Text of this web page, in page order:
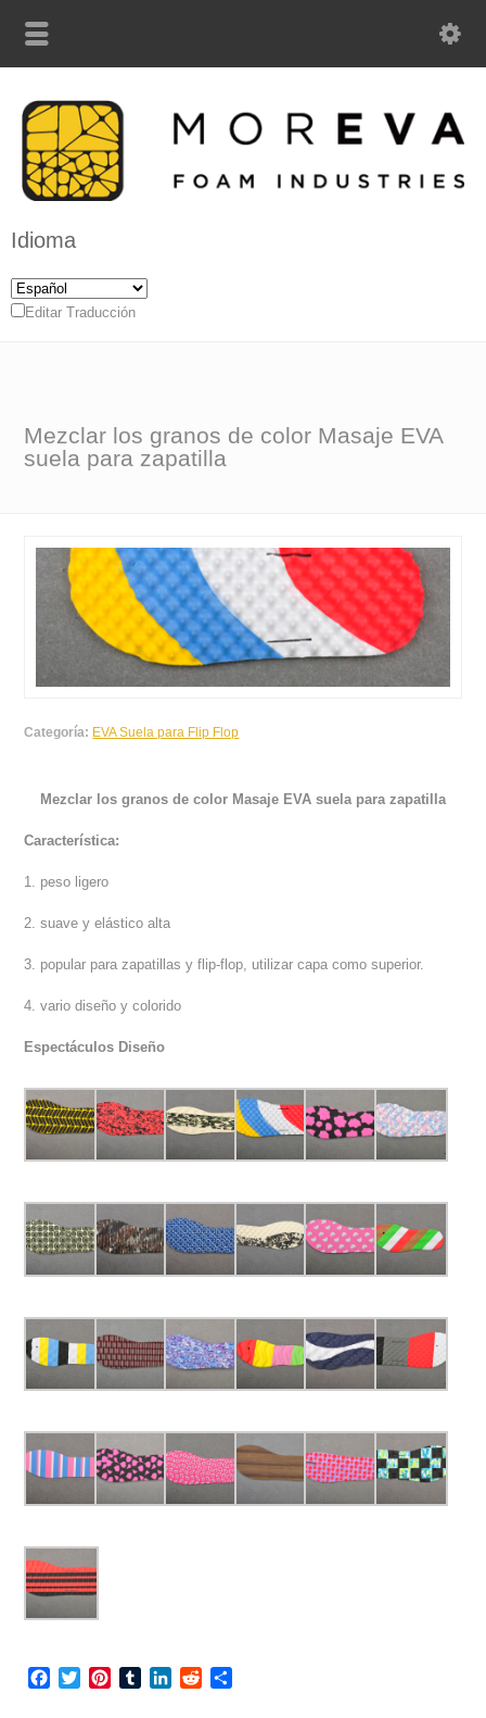
Idioma
Editar Traducción
Mezclar los granos de color Masaje EVA
suela para zapatilla
Categoría: EVA Suela para Flip Flop
Mezclar los granos de color Masaje EVA suela para zapatilla
Característica:
1. peso ligero
2. suave y elástico alta
3. popular para zapatillas y flip-flop, utilizar capa como superior.
4. vario diseño y colorido
Espectáculos Diseño
Facebook
TwitterPinterestTumblrLinkedInReddit